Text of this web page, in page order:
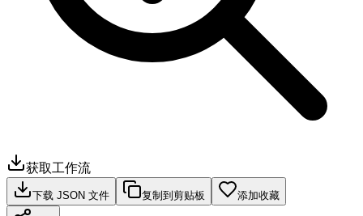
获取工作流
下载 JSON 文件 复制到剪贴板 添加收藏